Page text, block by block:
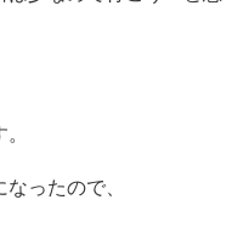
ったので、